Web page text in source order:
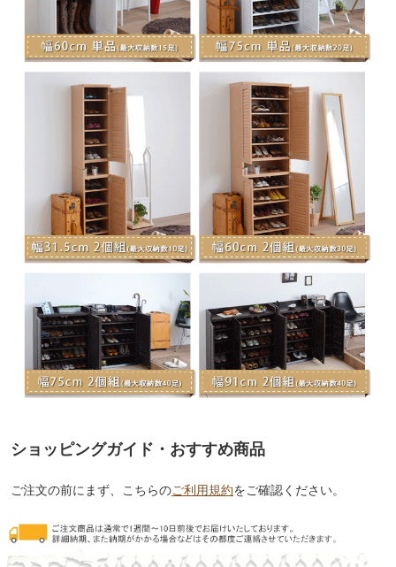
ショッピングガイド・おすすめ商品
ご注文の前にまず、こちらのご利用規約をご確認ください。